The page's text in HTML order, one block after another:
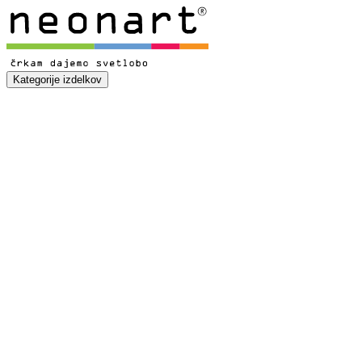
Kategorije izdelkov